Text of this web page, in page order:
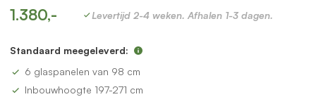
1.380,- Levertijd 2-4 weken. Afhalen 1-3 dagen.
Standaard meegeleverd:
6 glaspanelen van 98 cm
Inbouwhoogte 197-271 cm